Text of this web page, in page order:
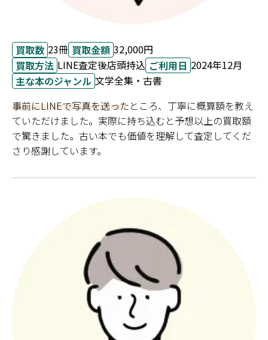
買取数 23冊 買取金額 32,000円
買取方法 LINE査定後店頭持込 ご利用日 2024年12月
主な本のジャンル 文学全集・古書
事前にLINEで写真を送ったところ、丁寧に概算額を教え
ていただけました。実際に持ち込むと予想以上の買取額
で驚きました。古い本でも価値を理解して査定してくだ
さり感謝しています。